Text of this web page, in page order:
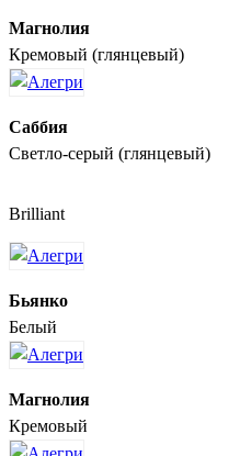
Магнолия
Кремовый (глянцевый)
Саббия
Светло-серый (глянцевый)
Brilliant
Бьянко
Белый
Магнолия
Кремовый